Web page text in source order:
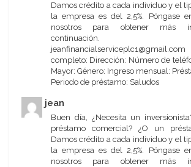
Damos crédito a cada individuo y el
la empresa es del 2,5%. Póngase
nosotros para obtener más
continuación.
completo: Dirección: Número de
Mayor: Género: Ingreso mensual:
Periodo de préstamo: Saludos
jean
Buen día, ¿Necesita un
préstamo comercial? ¿O un
Damos crédito a cada individuo y el
la empresa es del 2,5%. Póngase
nosotros para obtener más